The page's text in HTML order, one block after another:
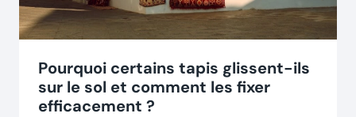
Pourquoi certains tapis glissent-ils
sur le sol et comment les fixer
efficacement ?